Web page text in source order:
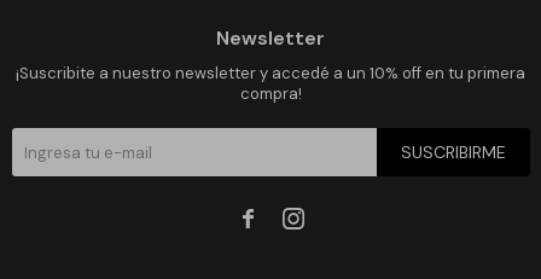
Newsletter
¡Suscribite a nuestro newsletter y accedé a un 10% off en tu primera
compra!
SUSCRIBIRME
 